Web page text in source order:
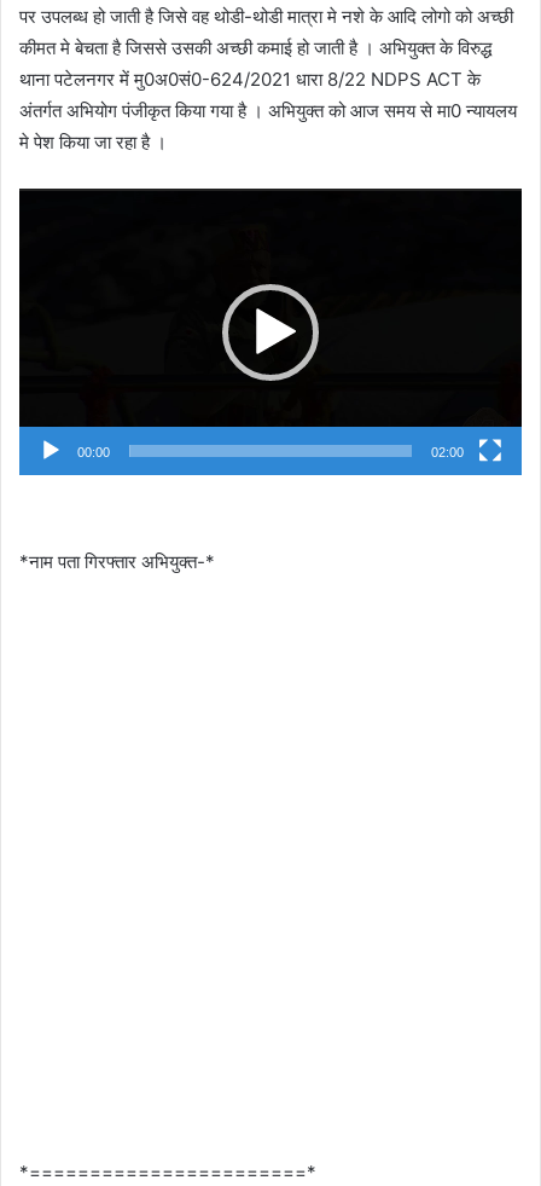
पर उपलब्ध हो जाती है जिसे वह थोडी-थोडी मात्रा मे नशे के आदि लोगो को अच्छी
कीमत मे बेचता है जिससे उसकी अच्छी कमाई हो जाती है । अभियुक्त के विरुद्ध
थाना पटेलनगर में मु0अ0सं0-624/2021 धारा 8/22 NDPS ACT के
अंतर्गत अभियोग पंजीकृत किया गया है । अभियुक्त को आज समय से मा0 न्यायलय
मे पेश किया जा रहा है ।
00:00 02:00
*नाम पता गिरफ्तार अभियुक्त-*
*=======================*